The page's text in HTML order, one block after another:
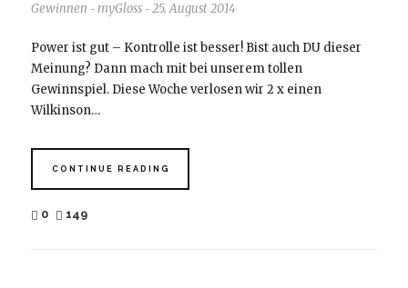
Gewinnen - myGloss - 25. August 2014
Power ist gut – Kontrolle ist besser! Bist auch DU dieser
Meinung? Dann mach mit bei unserem tollen
Gewinnspiel. Diese Woche verlosen wir 2 x einen
Wilkinson…
CONTINUE READING
0 149